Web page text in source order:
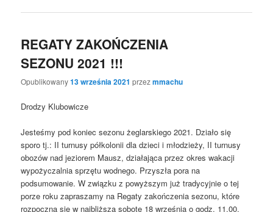
REGATY ZAKOŃCZENIA
SEZONU 2021 !!!
Opublikowany13 września 2021 przezmmachu
Drodzy Klubowicze
Jesteśmy pod koniec sezonu żeglarskiego 2021. Działo się
sporo tj.: II turnusy półkolonii dla dzieci i młodzieży, II turnusy
obozów nad jeziorem Mausz, działająca przez okres wakacji
wypożyczalnia sprzętu wodnego. Przyszła pora na
podsumowanie. W związku z powyższym już tradycyjnie o tej
porze roku zapraszamy na Regaty zakończenia sezonu, które
rozpoczną się w najbliższą sobotę 18 września o godz. 11.00.